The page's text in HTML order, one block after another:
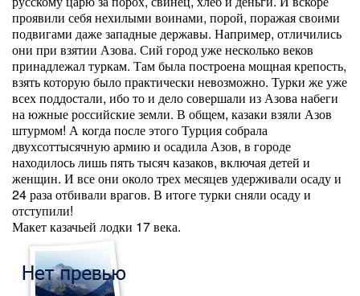
проявили себя нехилыми воинами, порой, поражая своими
подвигами даже западные державы. Например, отличились
они при взятии Азова. Сий город уже несколько веков
принадлежал туркам. Там была построена мощная крепость,
взять которую было практически невозможно. Турки же уже
всех поддостали, ибо то и дело совершали из Азова набеги
на южные российские земли. В общем, казаки взяли Азов
штурмом! А когда после этого Турция собрала
двухсоттысячную армию и осадила Азов, в городе
находилось лишь пять тысяч казаков, включая детей и
женщин. И все они около трех месяцев удерживали осаду и
24 раза отбивали врагов. В итоге турки сняли осаду и
отступили!
Макет казачьей лодки 17 века.